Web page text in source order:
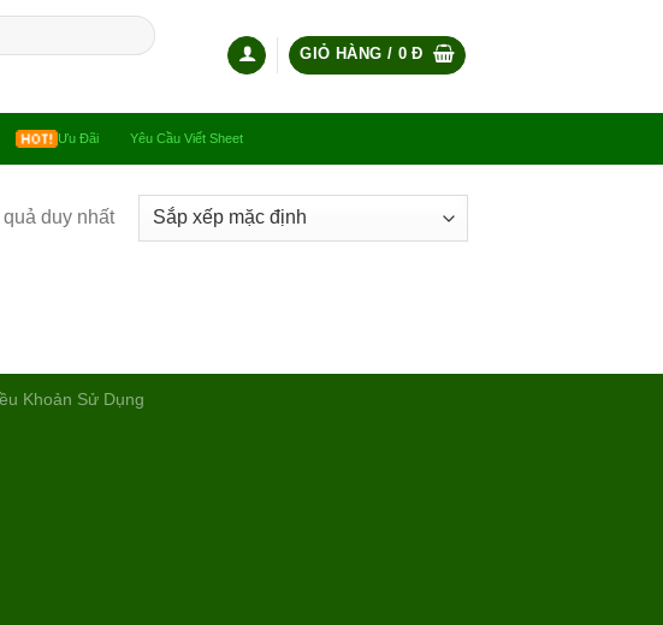
GIỎ HÀNG / 0Đ
Ưu Đãi Yêu Cầu Viết Sheet
duy nhất
Khoản Sử Dụng